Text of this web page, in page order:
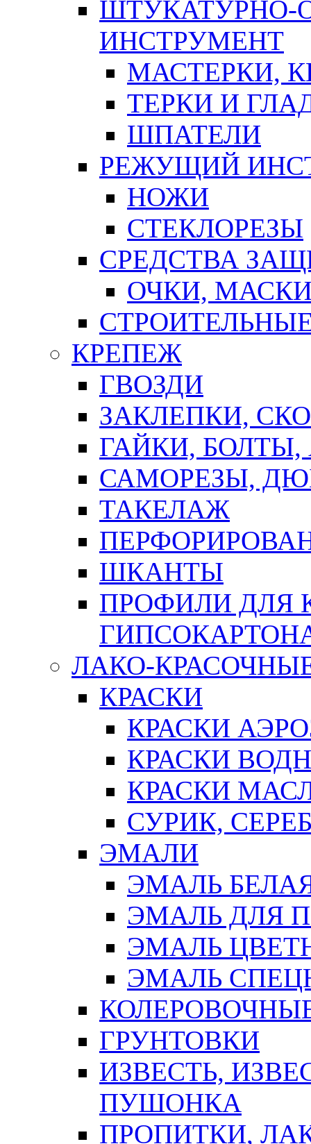
ШТУКАТУРНО-
ИНСТРУМЕНТ
МАСТЕРКИ,
ТЕРКИ И
ШПАТЕЛИ
РЕЖУЩИЙ
НОЖИ
СТЕКЛОРЕЗЫ
СРЕДСТВА
ОЧКИ,
КРЕПЕЖ
ГВОЗДИ
ЗАКЛЕПКИ,
ГАЙКИ,
САМОРЕЗЫ,
ТАКЕЛАЖ
ШКАНТЫ
ПРОФИЛИ ДЛЯ
ЛАКО-
КРАСКИ
КРАСКИ
КРАСКИ
КРАСКИ
СУРИК,
ЭМАЛИ
ЭМАЛЬ
ЭМАЛЬ ДЛЯ
ЭМАЛЬ
ЭМАЛЬ
ГРУНТОВКИ
ИЗВЕСТЬ,
ПУШОНКА
ПРОПИТКИ,